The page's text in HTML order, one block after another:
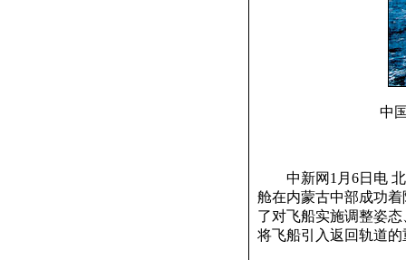
中
中新网1月6日电 北
舱在内蒙古中部成功
了对飞船实施调整姿
将飞船引入返回轨道的